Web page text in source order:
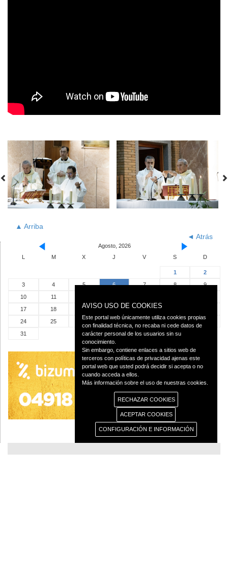
▲ Arriba
◄ Atrás
Agosto, 2026
M X J V S D
1
2
3
4 5 6 7 8
9
10
11
17
18 19 20 21
24
25
31
AVISO USO DE COOKIES
Este portal web únicamente utiliza cookies propias
con finalidad técnica, no recaba ni cede datos de
carácter personal de los usuarios sin su
conocimiento.
Sin embargo, contiene enlaces a sitios web de
terceros con políticas de privacidad ajenas este
portal web que usted podrá decidir si acepta o no
cuando acceda a ellos.
Más información sobre el uso de nuestras cookies.
RECHAZAR COOKIES
ACEPTAR COOKIES
CONFIGURACIÓN E INFORMACIÓN